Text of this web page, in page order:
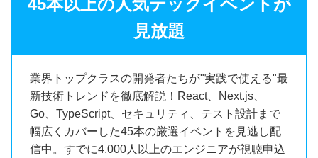
45本以上の人気テックイベントが
見放題
業界トップクラスの開発者たちが"実践で使える"最
新技術トレンドを徹底解説！React、Next.js、
Go、TypeScript、セキュリティ、テスト設計まで
幅広くカバーした45本の厳選イベントを見逃し配
信中。すでに4,000人以上のエンジニアが視聴申込